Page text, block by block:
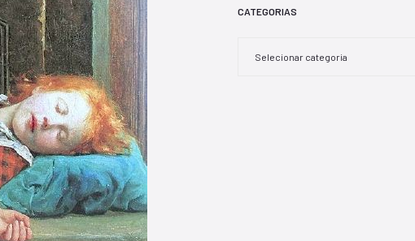
CATEGORIAS